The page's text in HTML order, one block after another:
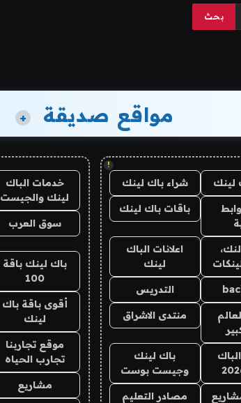
مواقع صديقة +
!
لينك شراء باك لينك
باقات باك لينك
اعلانات الباك
لينك
التدريس
منتدى الاشراق
باك لينك
وجيست بوست
مصادر التعليم
خدمات الباك
لينك والجيست
سوق العرب
باك لينك باقة
100
أقوى باقة باك
لينك
موقع تجاربنا
تجارب الحياه
مشاريع